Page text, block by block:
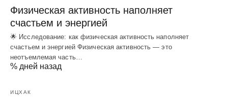
Физическая активность наполняет
счастьем и энергией
🌟 Исследование: как физическая активность наполняет
счастьем и энергией Физическая активность — это
неотъемлемая часть…
% дней назад
ИЦХАК